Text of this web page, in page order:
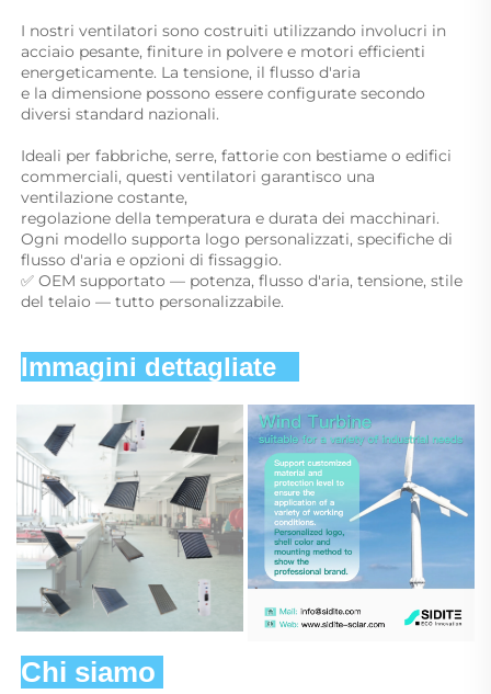
I nostri ventilatori sono costruiti utilizzando involucri in
acciaio pesante, finiture in polvere e motori efficienti
energeticamente. La tensione, il flusso d'aria
e la dimensione possono essere configurate secondo
diversi standard nazionali.
Ideali per fabbriche, serre, fattorie con bestiame o edifici
commerciali, questi ventilatori garantisco una
ventilazione costante,
regolazione della temperatura e durata dei macchinari.
Ogni modello supporta logo personalizzati, specifiche di
flusso d'aria e opzioni di fissaggio.
✅ OEM supportato — potenza, flusso d'aria, tensione, stile
del telaio — tutto personalizzabile.
Immagini dettagliate
Chi siamo